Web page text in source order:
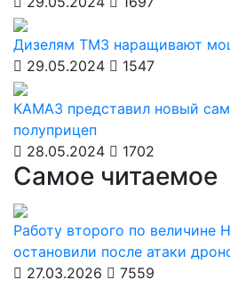
Дизелям ТМЗ наращивают
29.05.2024
1547
КАМАЗ представил новый
полуприцеп
28.05.2024
1702
Самое читаемое
Работу второго по величине
остановили после атаки
27.03.2026
7559